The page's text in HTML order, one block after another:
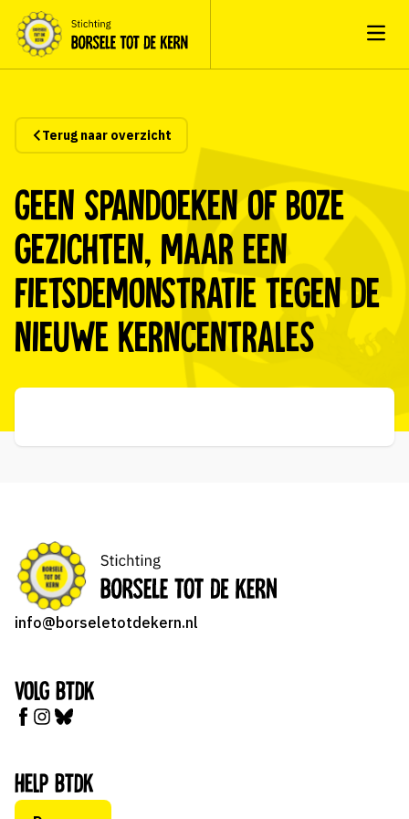
Terug naar overzicht
Geen spandoeken of boze
gezichten, maar een
fietsdemonstratie tegen de
nieuwe kerncentrales
info@borseletotdekern.nl
Volg BTDK
Help BTDK